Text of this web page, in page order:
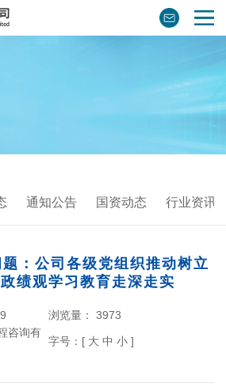
通知公告 国资动态 行业资讯
：公司各级党组织推动树立
绩观学习教育走深走实
浏览量： 3973
咨询有
字号：[ 大 中 小 ]